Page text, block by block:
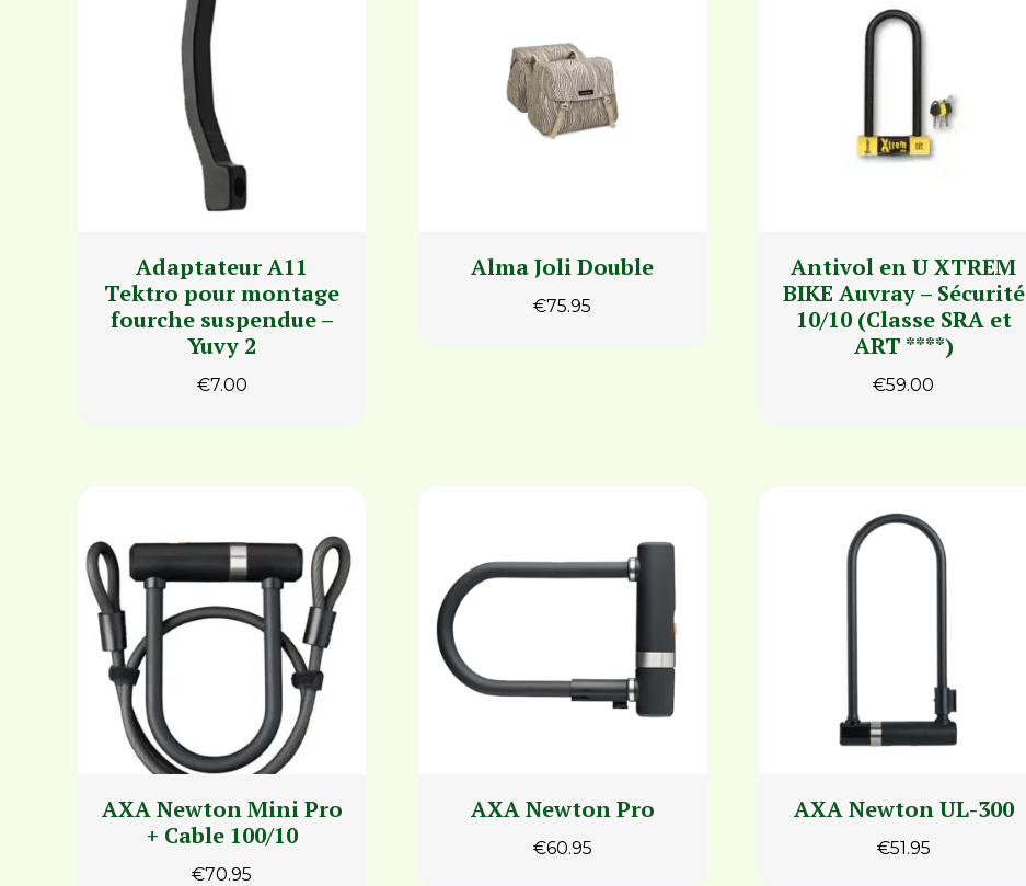
Adaptateur A11
Tektro pour montage
fourche suspendue –
Yuvy 2
€7.00
Alma Joli Double
€75.95
Antivol en U XTREM
BIKE Auvray – Sécurité
10/10 (Classe SRA et
ART ****)
€59.00
AXA Newton Mini Pro
+ Cable 100/10
€70.95
AXA Newton Pro
€60.95
AXA Newton UL-300
€51.95